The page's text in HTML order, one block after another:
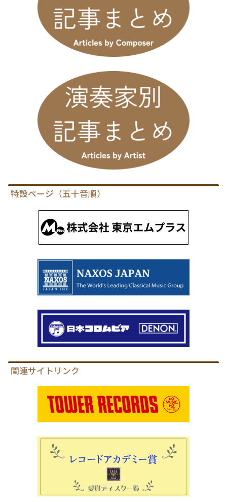
特設ページ（五十音順）
関連サイトリンク